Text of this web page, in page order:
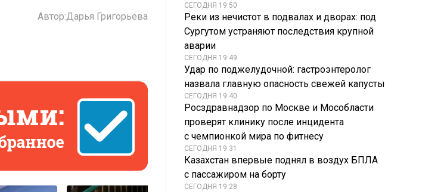
Автор:Дарья Григорьева
СЕГОДНЯ 19:50
Реки из нечистот в подвалах и дворах: под
Сургутом устраняют последствия крупной
аварии
СЕГОДНЯ 19:49
Удар по поджелудочной: гастроэнтеролог
назвала главную опасность свежей капусты
СЕГОДНЯ 19:40
Росздравнадзор по Москве и Мособласти
проверят клинику после инцидента
с чемпионкой мира по фитнесу
СЕГОДНЯ 19:31
Казахстан впервые поднял в воздух БПЛА
с пассажиром на борту
СЕГОДНЯ 19:28